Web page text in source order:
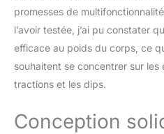
promesses de
l’avoir testée, j’ai pu constater
efficace au poids du corps, ce
souhaitent se concentrer sur les
tractions et les dips.
Conception